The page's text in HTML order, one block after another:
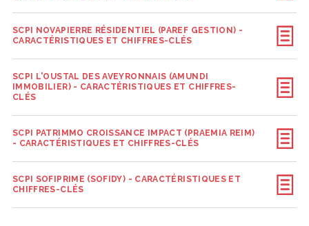
SCPI NOVAPIERRE RÉSIDENTIEL (PAREF GESTION) -
CARACTÉRISTIQUES ET CHIFFRES-CLÉS
SCPI L'OUSTAL DES AVEYRONNAIS (AMUNDI
IMMOBILIER) - CARACTÉRISTIQUES ET CHIFFRES-
CLÉS
SCPI PATRIMMO CROISSANCE IMPACT (PRAEMIA REIM)
- CARACTÉRISTIQUES ET CHIFFRES-CLÉS
SCPI SOFIPRIME (SOFIDY) - CARACTÉRISTIQUES ET
CHIFFRES-CLÉS